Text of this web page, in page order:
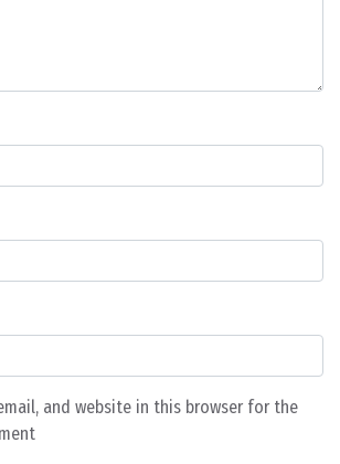
and website in this browser for the